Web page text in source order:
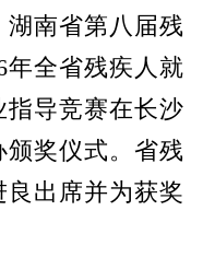
湖南省第八届残
年全省残疾人就
指导竞赛在长沙
奖仪式。省残
出席并为获奖